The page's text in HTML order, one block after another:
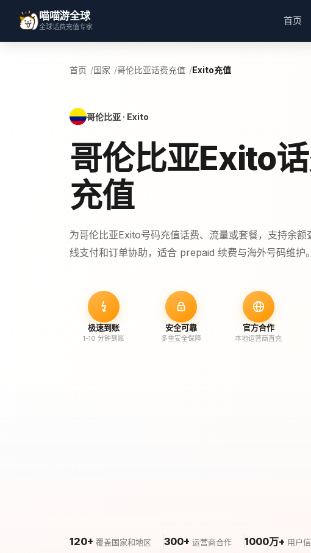
喵喵游全球
全球话费充值专家
首页
首页 国家 哥伦比亚话费充值 Exito充值
哥伦比亚 · Exito
哥伦比亚Exito
充值
为哥伦比亚Exito号码充值话费、流量或套餐，支持余额
线支付和订单协助，适合 prepaid 续费与海外号码维护。
极速到账
1-10 分钟到账
安全可靠
多重安全保障
官方合作
本地运营商直充
120+ 覆盖国家和地区 300+ 运营商合作 1000万+ 用户